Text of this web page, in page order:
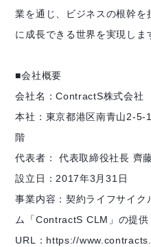
業を通じ、ビジネスの根幹
に成長できる世界を実現しま
■会社概要
会社名：ContractS株式会社
本社：東京都港区南青山2-5-
階
代表者： 代表取締役社長 齊
設立日：2017年3月31日
事業内容：契約ライフサイ
ム「ContractS CLM」の提供
URL：https://